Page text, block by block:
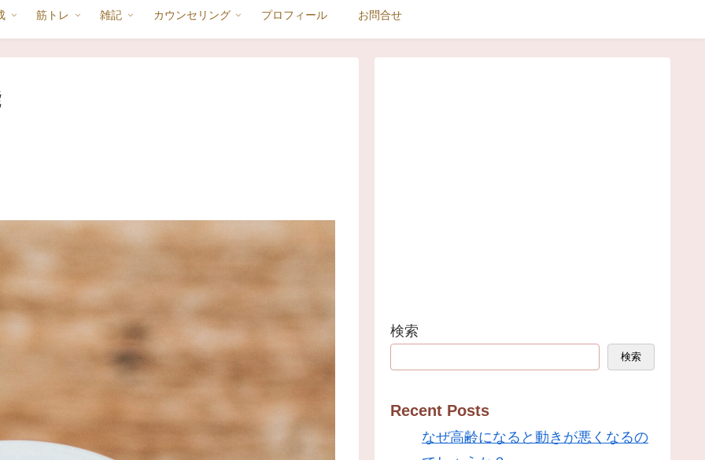
筋トレ 雑記 カウンセリング プロフィール お問合せ
検索
検索
Recent Posts
なぜ高齢になると動きが悪くなるの